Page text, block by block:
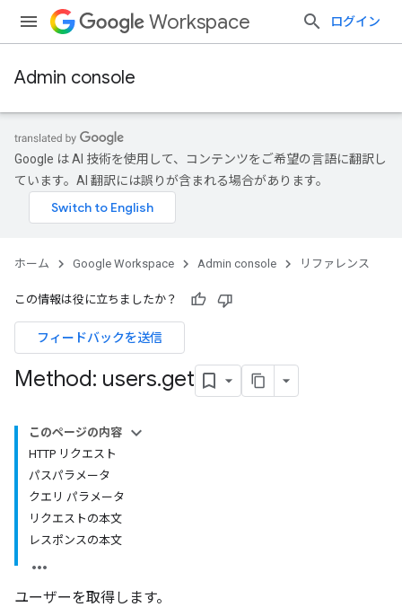
Workspace ログイン
Admin console
Google は AI 技術を使用して、コンテンツをご希望の言語に翻訳し
ています。AI 翻訳には誤りが含まれる場合があります。
ホーム Google Workspace Admin console リファレンス
この情報は役に立ちましたか？
フィードバックを送信
Method: users.get
このページの内容
HTTP リクエスト
パスパラメータ
クエリ パラメータ
リクエストの本文
レスポンスの本文
ユーザーを取得します。